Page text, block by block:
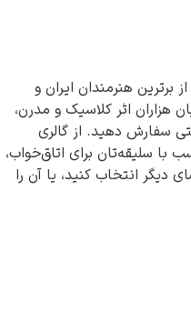
برترین هنرمندان ایران و
هزاران اثر کلاسیک و مدرن،
سفارش دهید. از گالری
با سلیقه‌تان برای اتاق‌خواب،
دیگر انتخاب کنید، یا آن را